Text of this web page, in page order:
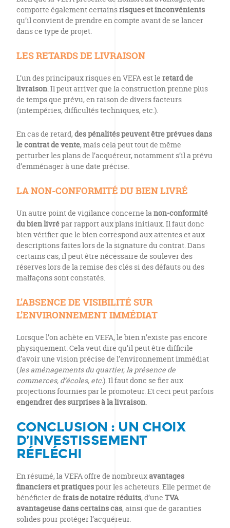
comporte également certainsrisques et inconvénients
qu’il convient de prendre en compte avant de se lancer
dans ce type de projet.
LES RETARDS DE LIVRAISON
L’un des principaux risques en VEFA est le retard de
livraison. Il peut arriver que la construction prenne plus
de temps que prévu, en raison de divers facteurs
(intempéries, difficultés techniques, etc.).
En cas de retard, des pénalités peuvent être prévues dans
le contrat de vente, mais cela peut tout de même
perturber les plans de l’acquéreur, notamment s’il a prévu
d’emménager à une date précise.
LA NON-CONFORMITÉ DU BIEN LIVRÉ
Un autre point de vigilance concerne lanon-conformité
du bien livrépar rapport aux plans initiaux. Il faut donc
bien vérifier que le bien correspond aux attentes et aux
descriptions faites lors de la signature du contrat. Dans
certains cas, il peut être nécessaire de soulever des
réserves lors de la remise des clés si des défauts ou des
malfaçons sont constatés.
L’ABSENCE DE VISIBILITÉ SUR
L’ENVIRONNEMENT IMMÉDIAT
Lorsque l’on achète en VEFA, le bien n’existe pas encore
physiquement. Cela veut dire qu’il peut être difficile
d’avoir une vision précise de l’environnement immédiat
(les aménagements du quartier, la présence de
commerces, d’écoles, etc.). Il faut donc se fier aux
projections fournies par le promoteur. Et ceci peut parfois
engendrer des surprises à la livraison.
CONCLUSION : UN CHOIX
D’INVESTISSEMENT
RÉFLÉCHI
En résumé, la VEFA offre de nombreuxavantages
financiers et pratiquespour les acheteurs. Elle permet de
bénéficier de frais de notaire réduits, d’une TVA
avantageuse dans certains cas, ainsi que de garanties
solides pour protéger l’acquéreur.